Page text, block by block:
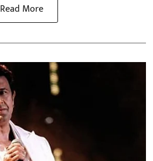
Read More